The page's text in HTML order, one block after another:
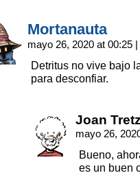
Mortanauta
mayo 26, 2020 at 00:25 |
Detritus no vive bajo
para desconfiar.
Joan
mayo 26,
Bueno,
es un buen